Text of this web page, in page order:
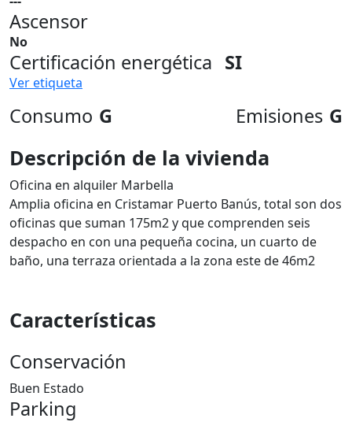
Ascensor
No
Certificación energética SI
Ver etiqueta
Consumo G Emisiones G
Descripción de la vivienda
Oficina en alquiler Marbella
Amplia oficina en Cristamar Puerto Banús, total son dos
oficinas que suman 175m2 y que comprenden seis
despacho en con una pequeña cocina, un cuarto de
baño, una terraza orientada a la zona este de 46m2
Características
Conservación
Buen Estado
Parking